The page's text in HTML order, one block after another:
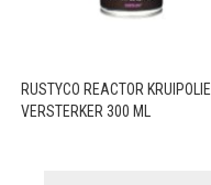
RUSTYCO REACTOR KRUIPOLIE
VERSTERKER 300 ML